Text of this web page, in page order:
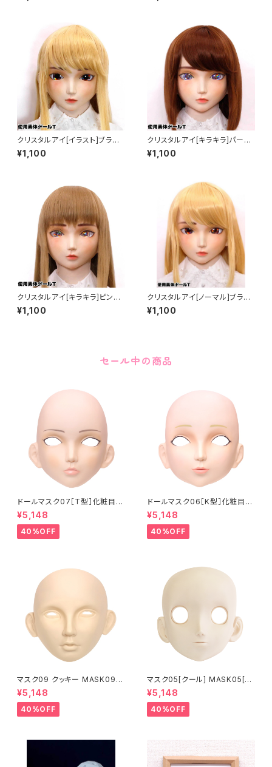
クリスタルアイ[イラスト]ブラウ
ン Crystal Eye[ILLUSTRATI
ON]Brown
¥1,100
クリスタルアイ[キラキラ]パープ
ル Crystal Eye[Glitter]Purpl
e
¥1,100
クリスタルアイ[キラキラ]ピンク
Crystal Eye[Glitter]Pink
¥1,100
クリスタルアイ[ノーマル]ブラウ
ン Crystal Eye[NORMALBro
wn
¥1,100
セール中の商品
ドールマスク07［T型］化粧目穴
処理済 MASK07 [DOLL T] O
pening eye hole and make
up
¥5,148
40%OFF
ドールマスク06［K型］化粧目穴
処理 MASK06 [DOLL K] Op
ening eye hole and make
up
¥5,148
40%OFF
マスク09 クッキー MASK09
“COOKIE”
¥5,148
40%OFF
マスク05[クール] MASK05[C
OOL]
¥5,148
40%OFF